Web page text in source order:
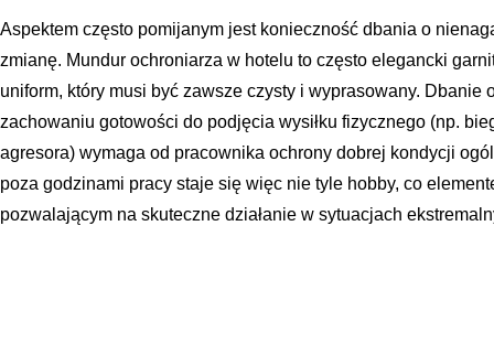
Aspektem często pomijanym jest konieczność dbania o
zmianę. Mundur ochroniarza w hotelu to często elegancki
uniform, który musi być zawsze czysty i wyprasowany. Dbanie
zachowaniu gotowości do podjęcia wysiłku fizycznego (np.
agresora) wymaga od pracownika ochrony dobrej kondycji
poza godzinami pracy staje się więc nie tyle hobby, co
pozwalającym na skuteczne działanie w sytuacjach